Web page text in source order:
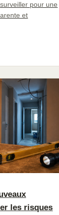
pour une
et
les risques